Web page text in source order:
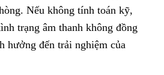
Nếu không tính toán kỹ,
trạng âm thanh không đồng
hưởng đến trải nghiệm của